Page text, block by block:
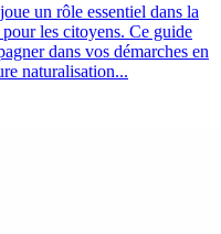
un rôle essentiel dans la
les citoyens. Ce guide
dans vos démarches en
naturalisation...